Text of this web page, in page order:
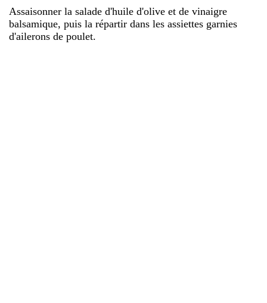
Assaisonner la salade d'huile d'olive et de vinaigre
balsamique, puis la répartir dans les assiettes garnies
d'ailerons de poulet.